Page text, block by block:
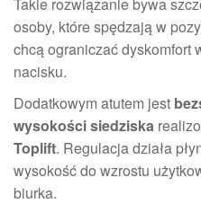
osoby, które spędzają w
chcą ograniczać dyskomfort
nacisku.
Dodatkowym atutem jest
wysokości siedziska
Toplift. Regulacja działa
wysokość do wzrostu
biurka.